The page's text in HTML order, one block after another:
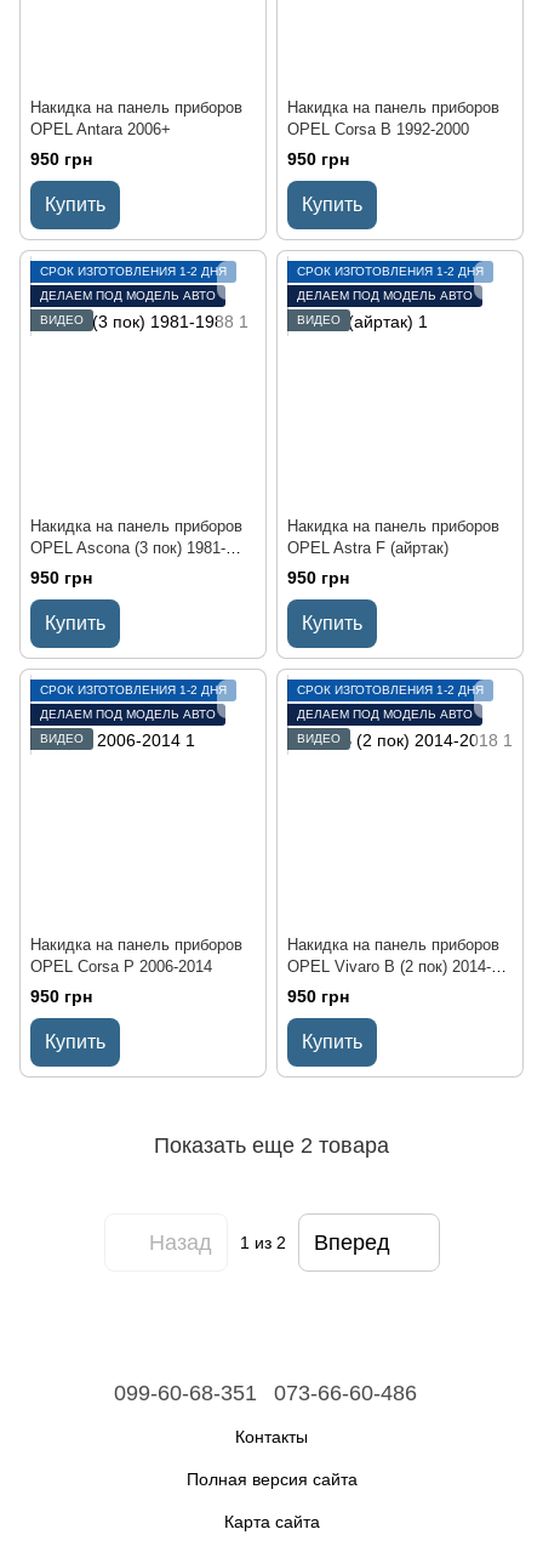
Накидка на панель приборов
OPEL Antara 2006+
950 грн
Купить
Накидка на панель приборов
OPEL Corsa В 1992-2000
950 грн
Купить
СРОК ИЗГОТОВЛЕНИЯ 1-2 ДНЯ
ДЕЛАЕМ ПОД МОДЕЛЬ АВТО
ВИДЕО
Накидка на панель приборов
OPEL Ascona (3 пок) 1981-
1988
950 грн
Купить
СРОК ИЗГОТОВЛЕНИЯ 1-2 ДНЯ
ДЕЛАЕМ ПОД МОДЕЛЬ АВТО
ВИДЕО
Накидка на панель приборов
OPEL Astra F (айртак)
950 грн
Купить
СРОК ИЗГОТОВЛЕНИЯ 1-2 ДНЯ
ДЕЛАЕМ ПОД МОДЕЛЬ АВТО
ВИДЕО
Накидка на панель приборов
OPEL Corsa P 2006-2014
950 грн
Купить
СРОК ИЗГОТОВЛЕНИЯ 1-2 ДНЯ
ДЕЛАЕМ ПОД МОДЕЛЬ АВТО
ВИДЕО
Накидка на панель приборов
OPEL Vivaro В (2 пок) 2014-
2018
950 грн
Купить
Показать еще 2 товара
Назад 1из 2 Вперед
099-60-68-351 073-66-60-486
Контакты
Полная версия сайта
Карта сайта